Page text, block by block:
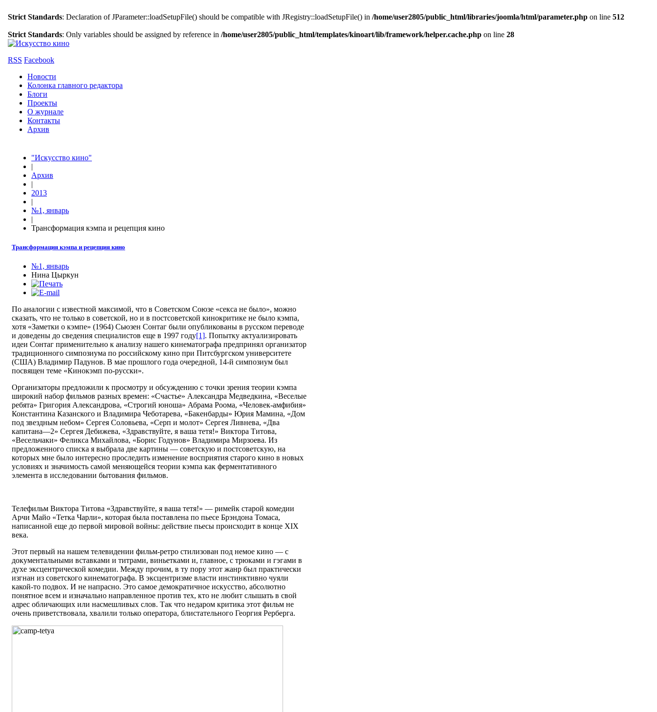
Strict Standards: Declaration of JParameter::loadSetupFile() should be compatible with JRegistry::loadSetupFile() in /home/user2805/public_html/libraries/joomla/html/parameter.php on line 512
Strict Standards: Only variables should be assigned by reference in /home/user2805/public_html/templates/kinoart/lib/framework/helper.cache.php on line 28
RSS Facebook
Новости
Колонка главного редактора
Блоги
Проекты
О журнале
Контакты
Архив
"Искусство кино"
|
Архив
|
2013
|
№1, январь
|
Трансформация кэмпа и рецепция кино
Трансформация кэмпа и рецепция кино
№1, январь
Нина Цыркун
По аналогии с известной максимой, что в Советском Союзе «секса не было», можно
сказать, что не только в советской, но и в постсоветской кинокритике не было кэмпа,
хотя «Заметки о кэмпе» (1964) Сьюзен Сонтаг были опубликованы в русском переводе
и доведены до сведения специалистов еще в 1997 году[1]. Попытку актуализировать
идеи Сонтаг применительно к анализу нашего кинематографа предпринял организатор
традиционного симпозиума по российскому кино при Питсбургском университете
(США) Владимир Падунов. В мае прошлого года очередной, 14-й симпозиум был
посвящен теме «Кинокэмп по-русски».
Организаторы предложили к просмотру и обсуждению с точки зрения теории кэмпа
широкий набор фильмов разных времен: «Счастье» Александра Медведкина, «Веселые
ребята» Григория Александрова, «Строгий юноша» Абрама Роома, «Человек-амфибия»
Константина Казанского и Владимира Чеботарева, «Бакенбарды» Юрия Мамина, «Дом
под звездным небом» Сергея Соловьева, «Серп и молот» Сергея Ливнева, «Два
капитана—2» Сергея Дебижева, «Здравствуйте, я ваша тетя!» Виктора Титова,
«Весельчаки» Феликса Михайлова, «Борис Годунов» Владимира Мирзоева. Из
предложенного списка я выбрала две картины — советскую и постсоветскую, на
которых мне было интересно проследить изменение восприятия старого кино в новых
условиях и значимость самой меняющейся теории кэмпа как ферментативного
элемента в исследовании бытования фильмов.
Телефильм Виктора Титова «Здравствуйте, я ваша тетя!» — римейк старой комедии
Арчи Майо «Тетка Чарли», которая была поставлена по пьесе Брэндона Томаса,
написанной еще до первой мировой войны: действие пьесы происходит в конце XIX
века.
Этот первый на нашем телевидении фильм-ретро стилизован под немое кино — с
документальными вставками и титрами, виньетками и, главное, с трюками и гэгами в
духе эксцентрической комедии. Между прочим, в ту пору этот жанр был практически
изгнан из советского кинематографа. В эксцентризме власти инстинктивно чуяли
какой-то подвох. И не напрасно. Это самое демократичное искусство, абсолютно
понятное всем и изначально направленное против тех, кто не любит слышать в свой
адрес обличающих или насмешливых слов. Так что недаром критика этот фильм не
очень приветствовала, хвалили только оператора, блистательного Георгия Рерберга.